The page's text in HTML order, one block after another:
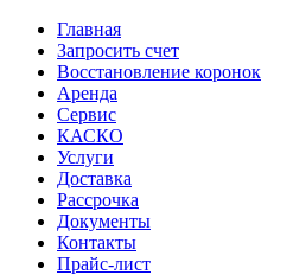
Главная
Запросить счет
Восстановление коронок
Аренда
Сервис
КАСКО
Услуги
Доставка
Рассрочка
Документы
Контакты
Прайс-лист